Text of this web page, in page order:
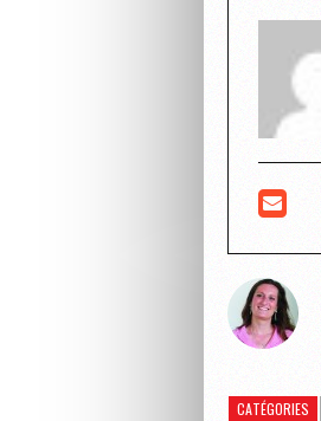
CATÉGORIES